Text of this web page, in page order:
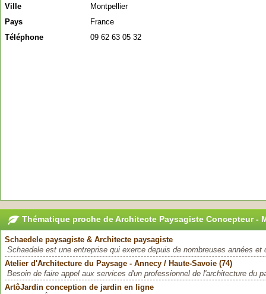
Ville
Montpellier
Pays
France
Téléphone
09 62 63 05 32
Thématique proche de Architecte Paysagiste Concepteur -
Schaedele paysagiste & Architecte paysagiste
Schaedele est une entreprise qui exerce depuis de nombreuses années
Atelier d'Architecture du Paysage - Annecy / Haute-Savoie (74)
Besoin de faire appel aux services d'un professionnel de l'architecture du
ArtôJardin conception de jardin en ligne